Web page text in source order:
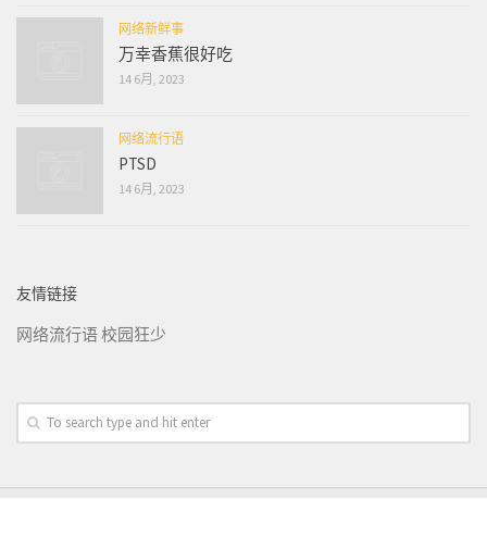
网络新鲜事
万幸香蕉很好吃
14 6月, 2023
网络流行语
PTSD
14 6月, 2023
友情链接
网络流行语校园狂少